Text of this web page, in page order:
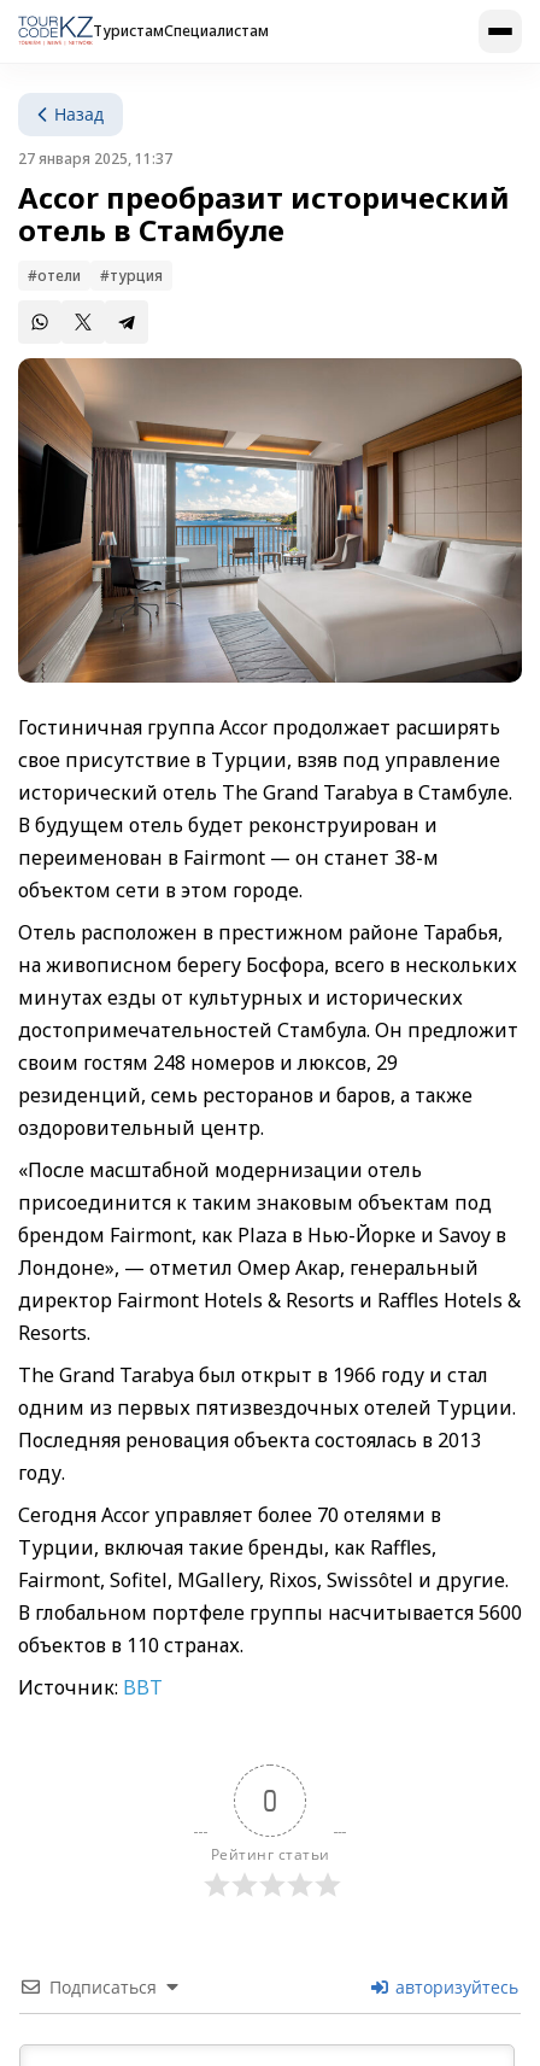
ТуристамСпециалистам
Назад
27 января 2025, 11:37
Accor преобразит исторический
отель в Стамбуле
#отели #турция
Гостиничная группа Accor продолжает расширять
свое присутствие в Турции, взяв под управление
исторический отель The Grand Tarabya в Стамбуле.
В будущем отель будет реконструирован и
переименован в Fairmont — он станет 38-м
объектом сети в этом городе.
Отель расположен в престижном районе Тарабья,
на живописном берегу Босфора, всего в нескольких
минутах езды от культурных и исторических
достопримечательностей Стамбула. Он предложит
своим гостям 248 номеров и люксов, 29
резиденций, семь ресторанов и баров, а также
оздоровительный центр.
«После масштабной модернизации отель
присоединится к таким знаковым объектам под
брендом Fairmont, как Plaza в Нью-Йорке и Savoy в
Лондоне», — отметил Омер Акар, генеральный
директор Fairmont Hotels & Resorts и Raffles Hotels &
Resorts.
The Grand Tarabya был открыт в 1966 году и стал
одним из первых пятизвездочных отелей Турции.
Последняя реновация объекта состоялась в 2013
году.
Сегодня Accor управляет более 70 отелями в
Турции, включая такие бренды, как Raffles,
Fairmont, Sofitel, MGallery, Rixos, Swissôtel и другие.
В глобальном портфеле группы насчитывается 5600
объектов в 110 странах.
Источник: BBT
0
Рейтинг статьи
Подписаться авторизуйтесь